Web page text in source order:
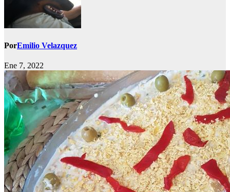
PorEmilio Velazquez
Ene 7, 2022